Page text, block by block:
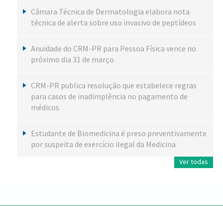
Câmara Técnica de Dermatologia elabora nota
técnica de alerta sobre uso invasivo de peptídeos
Anuidade do CRM-PR para Pessoa Física vence no
próximo dia 31 de março
CRM-PR publica resolução que estabelece regras
para casos de inadimplência no pagamento de
médicos
Estudante de Biomedicina é preso preventivamente
por suspeita de exercício ilegal da Medicina
Ver todas